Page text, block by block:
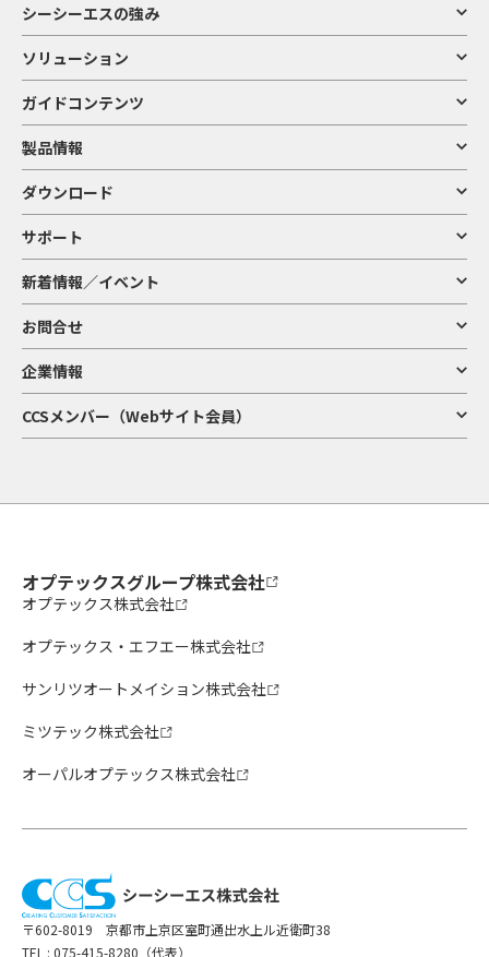
シーシーエスの強み
ソリューション
ガイドコンテンツ
製品情報
ダウンロード
サポート
新着情報／イベント
お問合せ
企業情報
CCSメンバー（Webサイト会員）
オプテックスグループ株式会社
オプテックス株式会社
オプテックス・エフエー株式会社
サンリツオートメイション株式会社
ミツテック株式会社
オーパルオプテックス株式会社
〒602-8019 京都市上京区室町通出水上ル近衛町38
TEL : 075-415-8280（代表）